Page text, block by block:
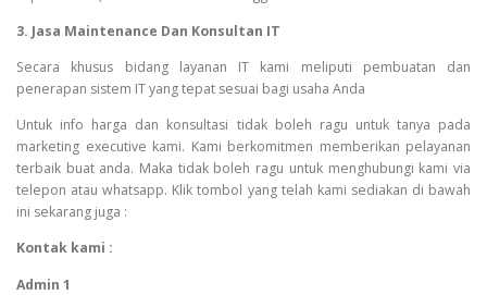
3. Jasa Maintenance Dan Konsultan IT
Secara khusus bidang layanan IT kami meliputi pembuatan dan
penerapan sistem IT yang tepat sesuai bagi usaha Anda
Untuk info harga dan konsultasi tidak boleh ragu untuk tanya pada
marketing executive kami. Kami berkomitmen memberikan pelayanan
terbaik buat anda. Maka tidak boleh ragu untuk menghubungi kami via
telepon atau whatsapp. Klik tombol yang telah kami sediakan di bawah
ini sekarang juga :
Kontak kami :
Admin 1